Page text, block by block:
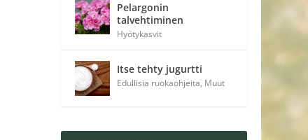
Pelargonin
talvehtiminen
Hyötykasvit
Itse tehty jugurtti
Edullisia ruokaohjeita, Muut